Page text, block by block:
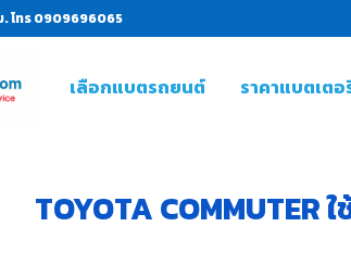
โทร 0909696065
เลือกแบตรถยนต์ ราคาแบตเต
TOYOTA